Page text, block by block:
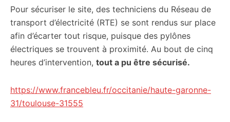
Pour sécuriser le site, des techniciens du Réseau de
transport d’électricité (RTE) se sont rendus sur place
afin d’écarter tout risque, puisque des pylônes
électriques se trouvent à proximité. Au bout de cinq
heures d’intervention, tout a pu être sécurisé.
https://www.francebleu.fr/occitanie/haute-garonne-
31/toulouse-31555